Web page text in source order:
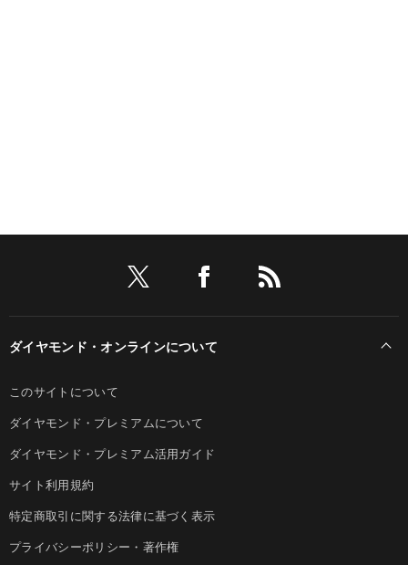
ダイヤモンド・オンラインについて
このサイトについて
ダイヤモンド・プレミアムについて
ダイヤモンド・プレミアム活用ガイド
サイト利用規約
特定商取引に関する法律に基づく表示
プライバシーポリシー・著作権